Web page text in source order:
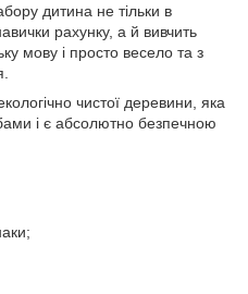
дитина не тільки в
рахунку, а й вивчить
мову і просто весело та з
чистої деревини, яка
і є абсолютно безпечною